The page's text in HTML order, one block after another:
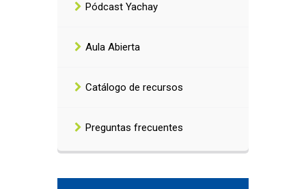
Pódcast Yachay
Aula Abierta
Catálogo de recursos
Preguntas frecuentes